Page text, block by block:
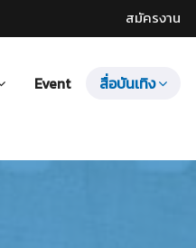
สมัครงาน
Event สื่อบันเทิง